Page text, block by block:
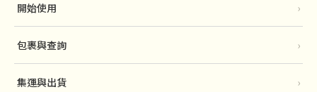
開始使用 ›
包裹與查詢 ›
集運與出貨 ›